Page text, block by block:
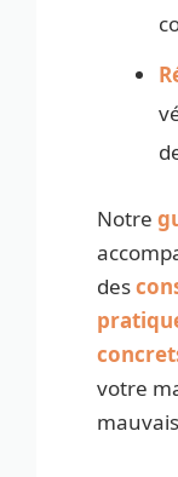
Notre
des
votre